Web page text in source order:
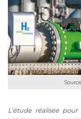
L’étude réalisée